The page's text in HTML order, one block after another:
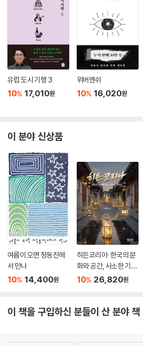
유럽 도시 기행 3
10% 17,010원
위버멘쉬
10% 16,020원
이 분야 신상품
여름이 오면 정동진에
서 만나
10% 14,400원
히든코리아: 한국의 문
화와 공간, 사소한 기적
들
10% 26,820원
이 책을 구입하신 분들이 산 분야 책